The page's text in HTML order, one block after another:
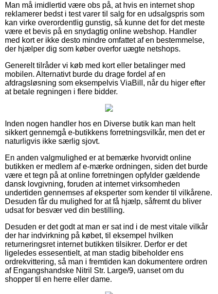
Man må imidlertid være obs på, at hvis en internet shop
reklamerer bedst i test varer til salg for en udsalgspris som
kan virke overordentlig gunstig, så kunne det for det meste
være et bevis på en snydagtig online webshop. Handler
med kort er ikke desto mindre omfattet af en bestemmelse,
der hjælper dig som køber overfor uægte netshops.
Generelt tilråder vi køb med kort eller betalinger med
mobilen. Alternativt burde du drage fordel af en
afdragsløsning som eksempelvis ViaBill, når du higer efter
at betale regningen i flere bidder.
Inden nogen handler hos en Diverse butik kan man helt
sikkert gennemgå e-butikkens forretningsvilkår, men det er
naturligvis ikke særlig sjovt.
En anden valgmulighed er at bemærke hvorvidt online
butikken er medlem af e-mærke ordningen, siden det burde
være et tegn på at online forretningen opfylder gældende
dansk lovgivning, foruden at internet virksomheden
undertiden gennemses af eksperter som kender til vilkårene.
Desuden får du mulighed for at få hjælp, såfremt du bliver
udsat for besvær ved din bestilling.
Desuden er det godt at man er sat ind i de mest vitale vilkår
der har indvirkning på købet, til eksempel hvilken
returneringsret internet butikken tilsikrer. Derfor er det
ligeledes essesentielt, at man stadig bibeholder ens
ordrekvittering, så man i fremtiden kan dokumentere ordren
af Engangshandske Nitril Str. Large/9, uanset om du
shopper til en herre eller dame.